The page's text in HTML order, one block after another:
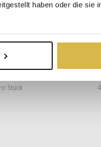
haben oder die sie
Stück